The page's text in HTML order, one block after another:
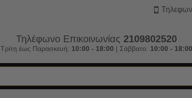
Τηλέφωνο Επικοινωνίας 2109802520
Τρίτη έως Παρασκευή: 10:00 - 18:00 | Σάββατο: 10:00 - 18:00